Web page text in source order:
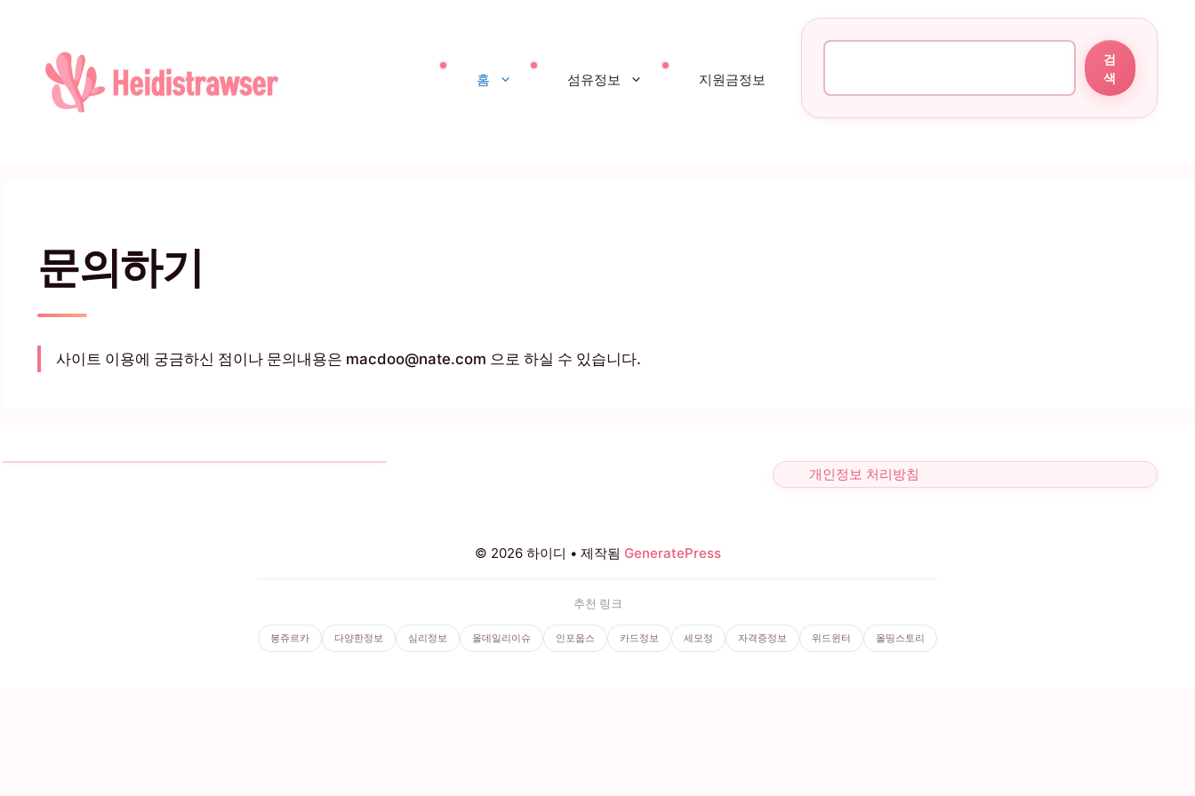
홈 섬유정보 지원금정보
검
색
문의하기
사이트 이용에 궁금하신 점이나 문의내용은 macdoo@nate.com 으로 하실 수 있습니다.
개인정보 처리방침
© 2026 하이디 • 제작됨 GeneratePress
추천 링크
봉쥬르카 다양한정보 심리정보 올데일리이슈 인포웁스 카드정보 세모정 자격증정보 위드윈터 올띵스토리